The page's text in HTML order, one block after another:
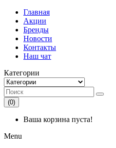
Главная
Акции
Бренды
Новости
Контакты
Наш чат
Категории
(0)
Ваша корзина пуста!
Menu